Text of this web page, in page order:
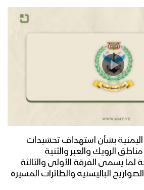
اليمنية بشأن استهداف تحشيدات
الرويك والعبر والثنية
يسمى الفرقة الأولى والثالثة
الباليستية والطائرات المسيرة